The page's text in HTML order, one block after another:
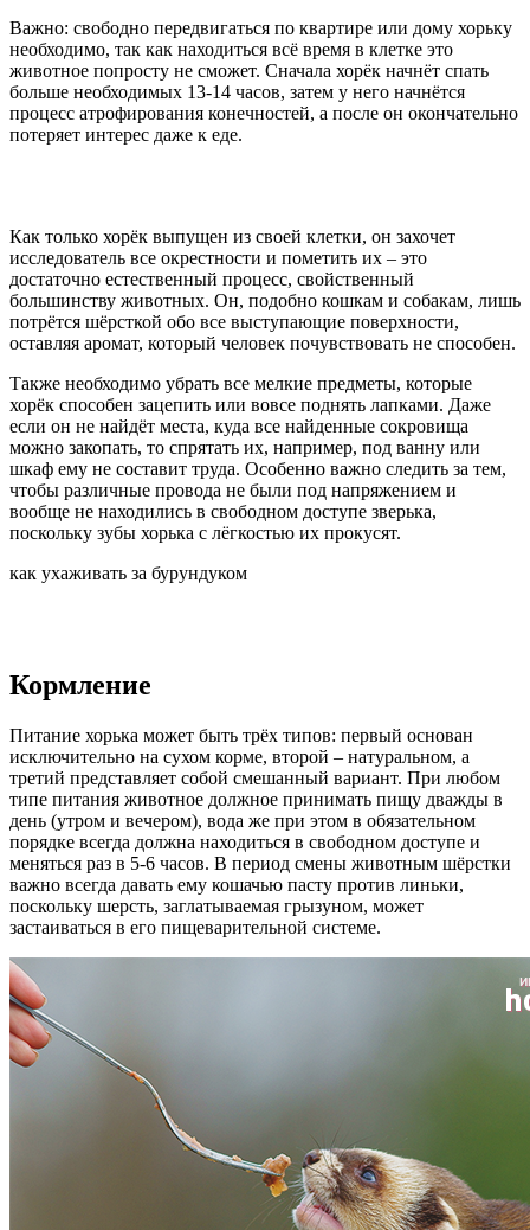
Важно: свободно передвигаться по квартире или дому хорьку
необходимо, так как находиться всё время в клетке это
животное попросту не сможет. Сначала хорёк начнёт спать
больше необходимых 13-14 часов, затем у него начнётся
процесс атрофирования конечностей, а после он окончательно
потеряет интерес даже к еде.
Как только хорёк выпущен из своей клетки, он захочет
исследователь все окрестности и пометить их – это
достаточно естественный процесс, свойственный
большинству животных. Он, подобно кошкам и собакам, лишь
потрётся шёрсткой обо все выступающие поверхности,
оставляя аромат, который человек почувствовать не способен.
Также необходимо убрать все мелкие предметы, которые
хорёк способен зацепить или вовсе поднять лапками. Даже
если он не найдёт места, куда все найденные сокровища
можно закопать, то спрятать их, например, под ванну или
шкаф ему не составит труда. Особенно важно следить за тем,
чтобы различные провода не были под напряжением и
вообще не находились в свободном доступе зверька,
поскольку зубы хорька с лёгкостью их прокусят.
как ухаживать за бурундуком
Кормление
Питание хорька может быть трёх типов: первый основан
исключительно на сухом корме, второй – натуральном, а
третий представляет собой смешанный вариант. При любом
типе питания животное должное принимать пищу дважды в
день (утром и вечером), вода же при этом в обязательном
порядке всегда должна находиться в свободном доступе и
меняться раз в 5-6 часов. В период смены животным шёрстки
важно всегда давать ему кошачью пасту против линьки,
поскольку шерсть, заглатываемая грызуном, может
застаиваться в его пищеварительной системе.